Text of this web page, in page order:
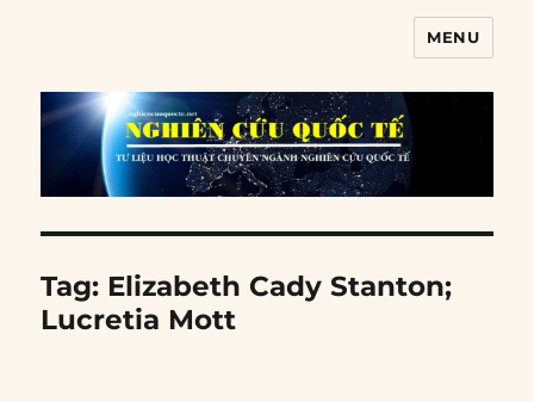
MENU
Tag: Elizabeth Cady Stanton;
Lucretia Mott